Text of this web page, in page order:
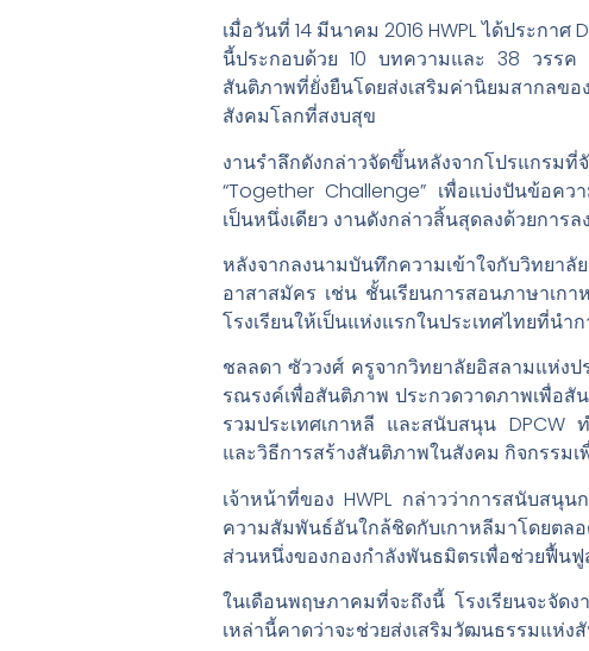
เมื่อวันที่ 14 มีนาคม 2016 HWPL ได้ประกา
นี้ประกอบด้วย 10 บทความและ 38 วรรค
สันติภาพที่ยั่งยืนโดยส่งเสริมค่านิยมสากลข
สังคมโลกที่สงบสุข
งานรำลึกดังกล่าวจัดขึ้นหลังจากโปรแกรม
“Together Challenge” เพื่อแบ่งปันข้อคว
เป็นหนึ่งเดียว งานดังกล่าวสิ้นสุดลงด้วยการ
หลังจากลงนามบันทึกความเข้าใจกับวิทยา
อาสาสมัคร เช่น ชั้นเรียนการสอนภาษาเก
โรงเรียนให้เป็นแห่งแรกในประเทศไทยที่น
ชลลดา ซัววงศ์ ครูจากวิทยาลัยอิสลามแห่งป
รณรงค์เพื่อสันติภาพ ประกวดวาดภาพเพื่อสั
รวมประเทศเกาหลี และสนับสนุน DPCW
และวิธีการสร้างสันติภาพในสังคม กิจกรรม
เจ้าหน้าที่ของ HWPL กล่าวว่าการสนับสนุ
ความสัมพันธ์อันใกล้ชิดกับเกาหลีมาโดยตล
ส่วนหนึ่งของกองกำลังพันธมิตรเพื่อช่วยฟื้น
ในเดือนพฤษภาคมที่จะถึงนี้ โรงเรียนจะจัด
เหล่านี้คาดว่าจะช่วยส่งเสริมวัฒนธรรมแห่ง